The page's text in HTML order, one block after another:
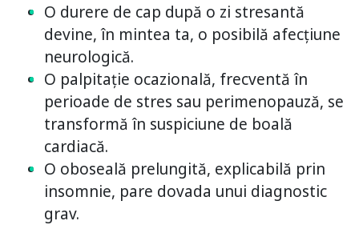
O durere de cap după o zi stresantă
devine, în mintea ta, o posibilă afecțiune
neurologică.
O palpitație ocazională, frecventă în
perioade de stres sau perimenopauză, se
transformă în suspiciune de boală
cardiacă.
O oboseală prelungită, explicabilă prin
insomnie, pare dovada unui diagnostic
grav.